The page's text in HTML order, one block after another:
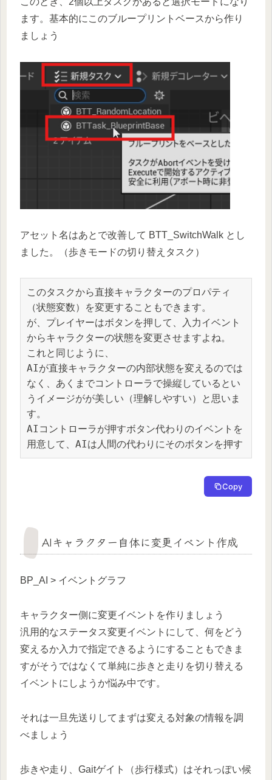
ます。基本的にこのブループリントベースから作り
ましょう
アセット名はあとで改善して BTT_SwitchWalk とし
ました。（歩きモードの切り替えタスク）
このタスクから直接キャラクターのプロパティ
（状態変数）を変更することもできます。
が、プレイヤーはボタンを押して、入力イベント
からキャラクターの状態を変更させますよね。
これと同じように、
AIが直接キャラクターの内部状態を変えるのでは
なく、あくまでコントローラで操縦しているとい
うイメージがが美しい（理解しやすい）と思いま
す。
AIコントローラが押すボタン代わりのイベントを
用意して、AIは人間の代わりにそのボタンを押す
Copy
AIキャラクター自体に変更イベント作成
BP_AI > イベントグラフ
キャラクター側に変更イベントを作りましょう
汎用的なステータス変更イベントにして、何をどう
変えるか入力で指定できるようにすることもできま
すがそうではなくて単純に歩きと走りを切り替える
イベントにしようか悩み中です。
それは一旦先送りしてまずは変える対象の情報を調
べましょう
歩きや走り、Gaitゲイト（歩行様式）はそれっぽい候